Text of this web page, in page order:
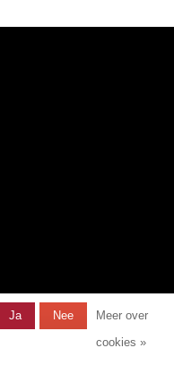
Ja Nee
Meer over
cookies »